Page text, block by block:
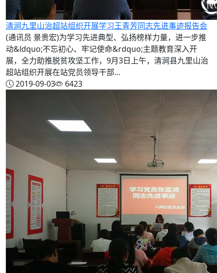
清涧九里山治超站组织开展学习王青芳同志先进事迹报告会
(通讯员 景贵宏)为学习先进典型、弘扬榜样力量，进一步推
动&ldquo;不忘初心、牢记使命&rdquo;主题教育深入开
展，全力助推脱贫攻坚工作，9月3日上午，清涧县九里山治
超站组织开展在站党员领导干部...
2019-09-03
6423